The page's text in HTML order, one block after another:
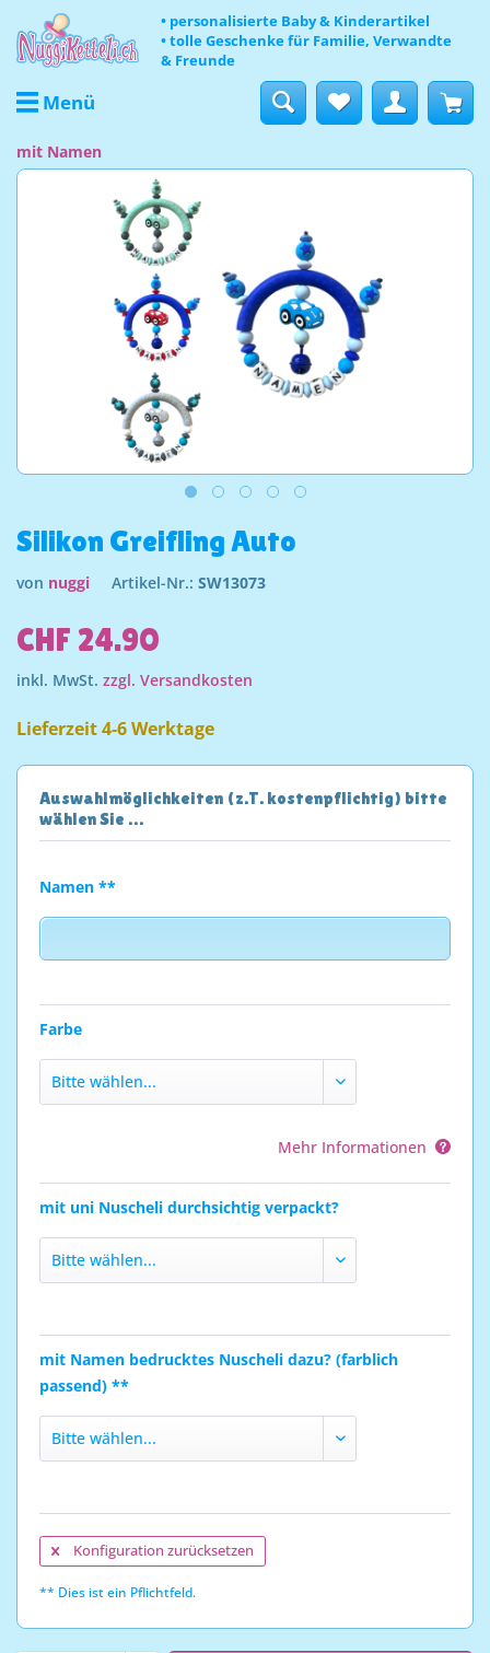
• personalisierte Baby & Kinderartikel
• tolle Geschenke für Familie, Verwandte
& Freunde
Menü
mit Namen
Silikon Greifling Auto
von nuggi Artikel-Nr.: SW13073
CHF 24.90
inkl. MwSt. zzgl. Versandkosten
Lieferzeit 4-6 Werktage
Auswahlmöglichkeiten (z.T. kostenpflichtig) bitte
wählen Sie …
Namen **
Farbe
Mehr Informationen
mit uni Nuscheli durchsichtig verpackt?
mit Namen bedrucktes Nuscheli dazu? (farblich
passend) **
Konfiguration zurücksetzen
** Dies ist ein Pflichtfeld.